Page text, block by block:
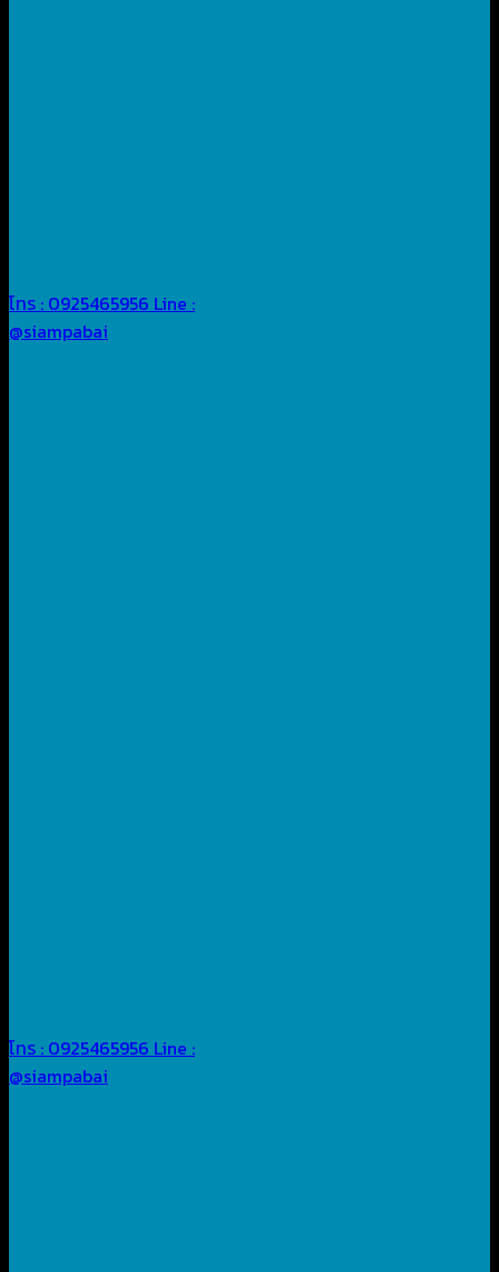
โทร : 0925465956 Line :
@siampabai
โทร : 0925465956 Line :
@siampabai